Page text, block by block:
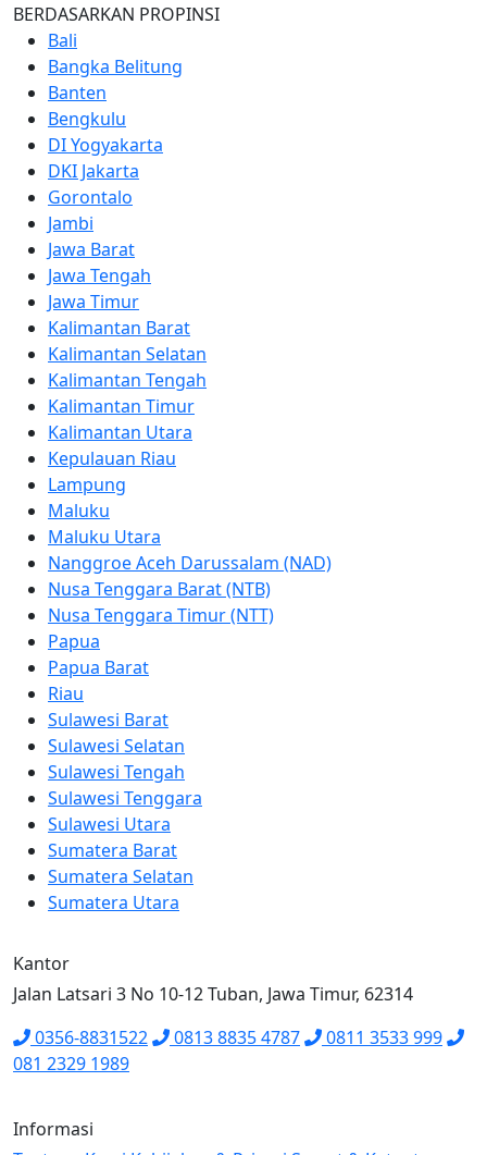
BERDASARKAN PROPINSI
Bali
Bangka Belitung
Banten
Bengkulu
DI Yogyakarta
DKI Jakarta
Gorontalo
Jambi
Jawa Barat
Jawa Tengah
Jawa Timur
Kalimantan Barat
Kalimantan Selatan
Kalimantan Tengah
Kalimantan Timur
Kalimantan Utara
Kepulauan Riau
Lampung
Maluku
Maluku Utara
Nanggroe Aceh Darussalam (NAD)
Nusa Tenggara Barat (NTB)
Nusa Tenggara Timur (NTT)
Papua
Papua Barat
Riau
Sulawesi Barat
Sulawesi Selatan
Sulawesi Tengah
Sulawesi Tenggara
Sulawesi Utara
Sumatera Barat
Sumatera Selatan
Sumatera Utara
Kantor
Jalan Latsari 3 No 10-12 Tuban, Jawa Timur, 62314
0356-8831522
0813 8835 4787
0811 3533 999
081 2329 1989
Informasi